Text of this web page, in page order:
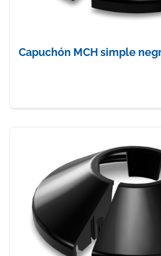
Capuchón MCH simple